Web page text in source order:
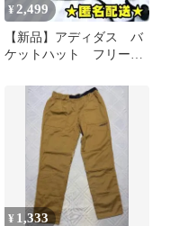
¥2,499
【新品】アディダス バ
ケットハット フリーサ
OSFA
¥ 1,333